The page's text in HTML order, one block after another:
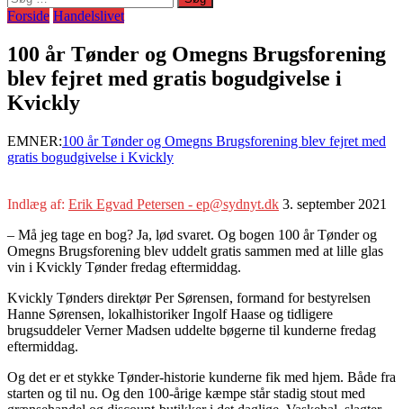
efter:
Forside Handelslivet
100 år Tønder og Omegns Brugsforening
blev fejret med gratis bogudgivelse i
Kvickly
EMNER:100 år Tønder og Omegns Brugsforening blev fejret med
gratis bogudgivelse i Kvickly
Indlæg af: Erik Egvad Petersen - ep@sydnyt.dk 3. september 2021
– Må jeg tage en bog? Ja, lød svaret. Og bogen 100 år Tønder og
Omegns Brugsforening blev uddelt gratis sammen med at lille glas
vin i Kvickly Tønder fredag eftermiddag.
Kvickly Tønders direktør Per Sørensen, formand for bestyrelsen
Hanne Sørensen, lokalhistoriker Ingolf Haase og tidligere
brugsuddeler Verner Madsen uddelte bøgerne til kunderne fredag
eftermiddag.
Og det er et stykke Tønder-historie kunderne fik med hjem. Både fra
starten og til nu. Og den 100-årige kæmpe står stadig stout med